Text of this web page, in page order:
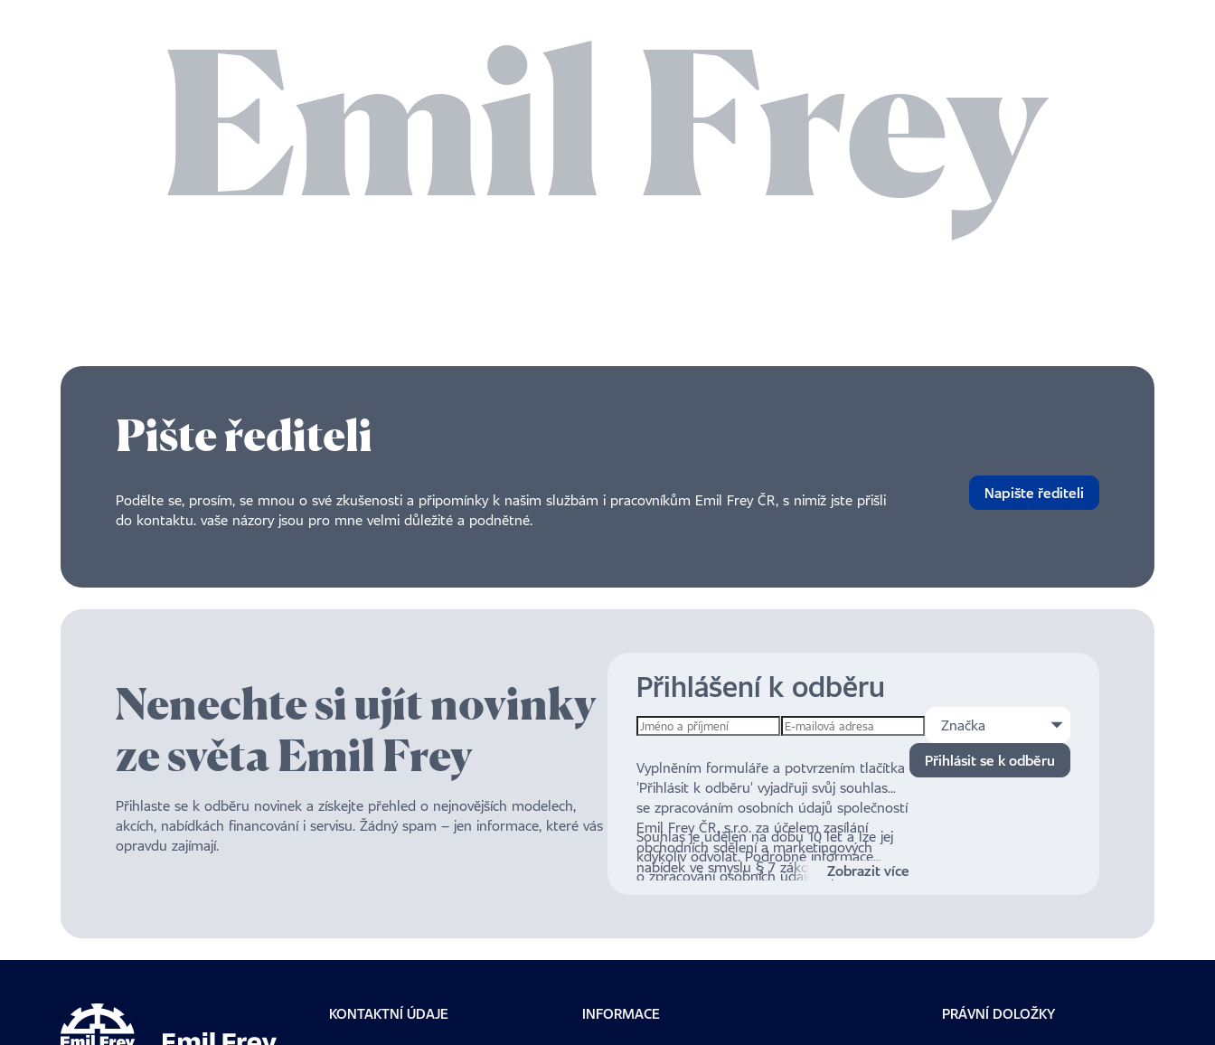
Pište řediteli
Podělte se, prosím, se mnou o své zkušenosti a připomínky k našim službám i pracovníkům Emil Frey ČR, s nimiž jste přišli
do kontaktu. vaše názory jsou pro mne velmi důležité a podnětné.
Napište řediteli
Nenechte si ujít novinky
ze světa Emil Frey
Přihlaste se k odběru novinek a získejte přehled o nejnovějších modelech,
akcích, nabídkách financování i servisu. Žádný spam – jen informace, které vás
opravdu zajímají.
Přihlášení k odběru
Značka
Vyplněním formuláře a potvrzením tlačítka
'Přihlásit k odběru' vyjadřuji svůj souhlas
se zpracováním osobních údajů společností
Emil Frey ČR, s.r.o. za účelem zasílání
obchodních sdělení a marketingových
nabídek ve smyslu § 7 zákona č. 480/2004
Souhlas je udělen na dobu 10 let a lze jej
kdykoliv odvolat. Podrobné informace
o zpracování osobních údajů a mýchZobrazit více
Přihlásit se k odběru
KONTAKTNÍ ÚDAJE INFORMACE PRÁVNÍ DOLOŽKY